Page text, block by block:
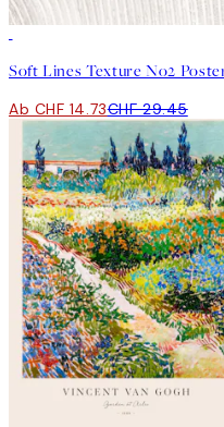
Soft Lines Texture No2
Ab CHF 14.73CHF 29.45